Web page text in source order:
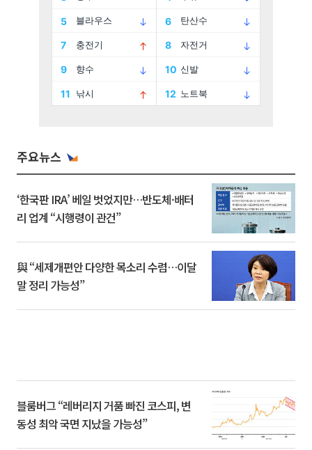
주요뉴스
‘한국판 IRA’ 베일 벗었지만…반도체·배터
리 업계 “시행령이 관건”
與 “세제개편안 다양한 목소리 수렴…이달
말 정리 가능성”
블룸버그 “레버리지 거품 빠진 코스피, 변
동성 최악 국면 지났을 가능성”